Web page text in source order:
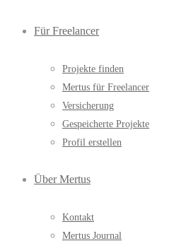
Für Freelancer
Projekte finden
Mertus für Freelancer
Versicherung
Gespeicherte Projekte
Profil erstellen
Über Mertus
Kontakt
Mertus Journal